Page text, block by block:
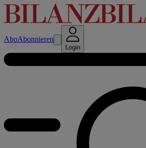
AboAbonnieren
Login